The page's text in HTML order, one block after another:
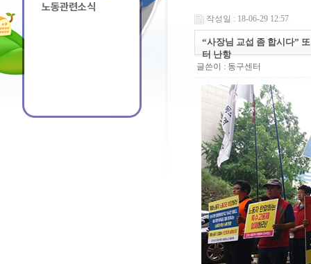
노동관련소식
작성일 : 18-06-29 12:57
“사장님 교섭 좀 합시다”
터 난항
글쓴이 : 동구센터